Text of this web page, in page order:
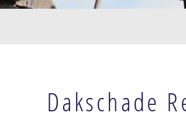
Dakschade